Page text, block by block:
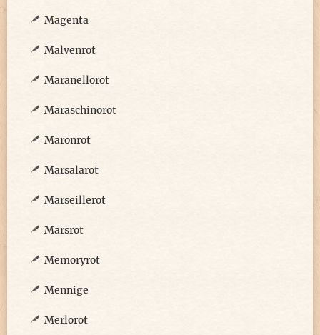
Magenta
Malvenrot
Maranellorot
Maraschinorot
Maronrot
Marsalarot
Marseillerot
Marsrot
Memoryrot
Mennige
Merlorot